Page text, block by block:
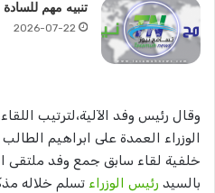
تنبيه مهم للسادة
2026-07-22
وقال رئيس وفد الآلية،لترتيب
الوزراء العمدة على ابراهيم
خلفية لقاء سابق جمع وفد
بالسيد رئيس الوزراء تسلم خلاله